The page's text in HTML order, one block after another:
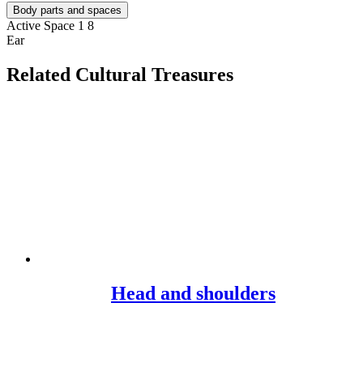
Body parts and spaces
Active Space 1 8
Ear
Related Cultural Treasures
Head and shoulders